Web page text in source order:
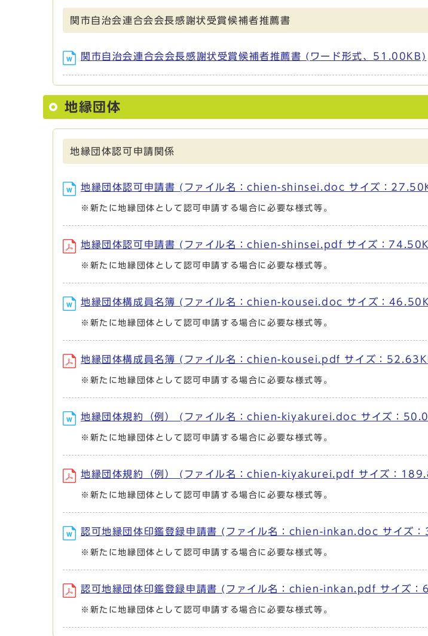
関市自治会連合会会長感謝状受賞候補者推薦書
関市自治会連合会会長感謝状受賞候補者推薦書 (ワード形式、51.00KB)
地縁団体
地縁団体認可申請関係
地縁団体認可申請書 (ファイル名：chien-shinsei.doc サイズ：
※新たに地縁団体として認可申請する場合に必要な様式等。
地縁団体認可申請書 (ファイル名：chien-shinsei.pdf サイズ：
※新たに地縁団体として認可申請する場合に必要な様式等。
地縁団体構成員名簿 (ファイル名：chien-kousei.doc サイズ：
※新たに地縁団体として認可申請する場合に必要な様式等。
地縁団体構成員名簿 (ファイル名：chien-kousei.pdf サイズ：
※新たに地縁団体として認可申請する場合に必要な様式等。
地縁団体規約（例） (ファイル名：chien-kiyakurei.doc サイズ：
※新たに地縁団体として認可申請する場合に必要な様式等。
地縁団体規約（例） (ファイル名：chien-kiyakurei.pdf サイズ：
※新たに地縁団体として認可申請する場合に必要な様式等。
認可地縁団体印鑑登録申請書 (ファイル名：chien-inkan.doc サイズ
※新たに地縁団体として認可申請する場合に必要な様式等。
認可地縁団体印鑑登録申請書 (ファイル名：chien-inkan.pdf サイズ
※新たに地縁団体として認可申請する場合に必要な様式等。